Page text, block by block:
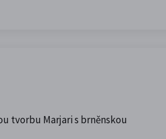
tvorbu Marjari s brněnskou